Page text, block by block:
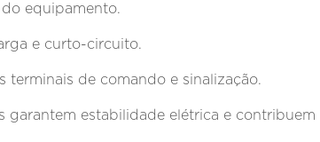
equipamento.
e curto-circuito.
terminais de comando e sinalização.
garantem estabilidade elétrica e